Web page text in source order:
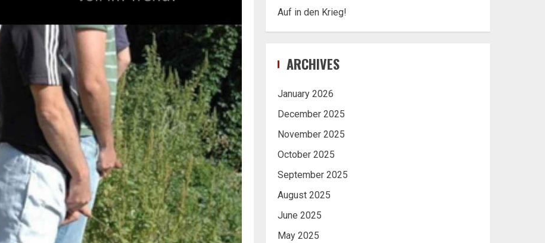
Auf in den Krieg!
ARCHIVES
January 2026
December 2025
November 2025
October 2025
September 2025
August 2025
June 2025
May 2025